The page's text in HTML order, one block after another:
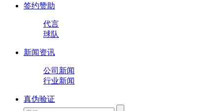
签约赞助
代言
球队
新闻资讯
公司新闻
行业新闻
真伪验证